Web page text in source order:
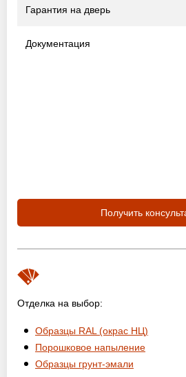
Гарантия на дверь
Документация
Получить
Отделка на выбор:
Образцы RAL (окрас НЦ)
Порошковое напыление
Образцы грунт-эмали